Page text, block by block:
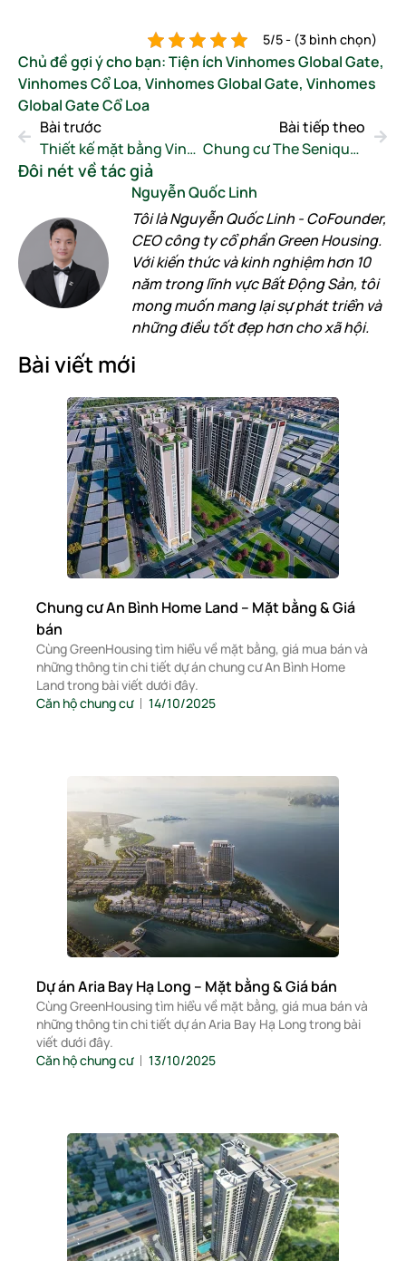
5/5 - (3 bình chọn)
Chủ đề gợi ý cho bạn:Tiện ích Vinhomes Global Gate,
Vinhomes Cổ Loa, Vinhomes Global Gate, Vinhomes
Global Gate Cổ Loa
Bài trước
Thiết kế mặt bằng Vinhomes Global Gate Cổ Loa
Bài tiếp theo
Chung cư The Senique Hanoi – Mặt bằng và giá bán
Đôi nét về tác giả
Nguyễn Quốc Linh
Tôi là Nguyễn Quốc Linh - CoFounder,
CEO công ty cổ phần Green Housing.
Với kiến thức và kinh nghiệm hơn 10
năm trong lĩnh vực Bất Động Sản, tôi
mong muốn mang lại sự phát triển và
những điều tốt đẹp hơn cho xã hội.
Bài viết mới
Chung cư An Bình Home Land – Mặt bằng & Giá
bán
Cùng GreenHousing tìm hiểu về mặt bằng, giá mua bán và
những thông tin chi tiết dự án chung cư An Bình Home
Land trong bài viết dưới đây.
Căn hộ chung cư
14/10/2025
Dự án Aria Bay Hạ Long – Mặt bằng & Giá bán
Cùng GreenHousing tìm hiểu về mặt bằng, giá mua bán và
những thông tin chi tiết dự án Aria Bay Hạ Long trong bài
viết dưới đây.
Căn hộ chung cư
13/10/2025